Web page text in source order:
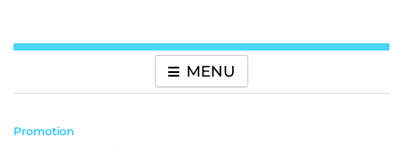
MENU
Promotion